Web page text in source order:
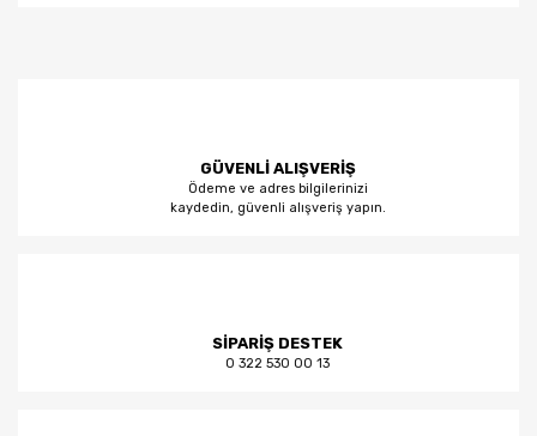
GÜVENLİ ALIŞVERİŞ
Ödeme ve adres bilgilerinizi
kaydedin, güvenli alışveriş yapın.
SİPARİŞ DESTEK
0 322 530 00 13